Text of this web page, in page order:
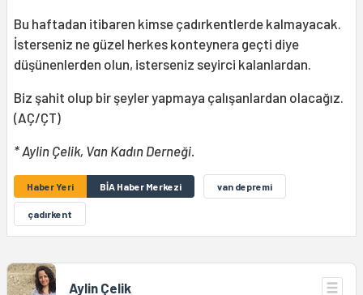
Bu haftadan itibaren kimse çadırkentlerde kalmayacak.
İsterseniz ne güzel herkes konteynera geçti diye
düşünenlerden olun, isterseniz seyirci kalanlardan.
Biz şahit olup bir şeyler yapmaya çalışanlardan olacağız.
(AÇ/ÇT)
* Aylin Çelik, Van Kadın Derneği.
Haber Yeri BİA Haber Merkezi van depremi
çadırkent
Aylin Çelik